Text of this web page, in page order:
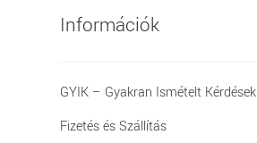
Információk
GYIK – Gyakran Ismételt Kérdések
Fizetés és Szállítás